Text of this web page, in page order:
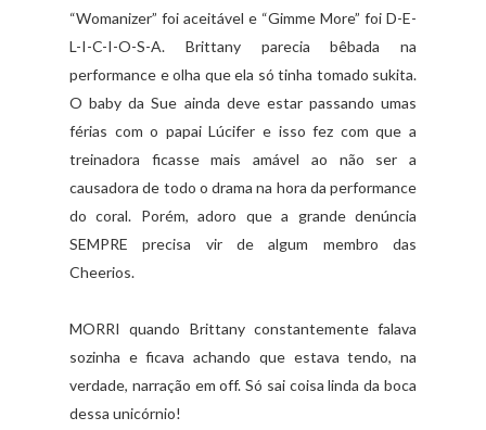
“Womanizer” foi aceitável e “Gimme More” foi D-E-
L-I-C-I-O-S-A. Brittany parecia bêbada na
performance e olha que ela só tinha tomado sukita.
O baby da Sue ainda deve estar passando umas
férias com o papai Lúcifer e isso fez com que a
treinadora ficasse mais amável ao não ser a
causadora de todo o drama na hora da performance
do coral. Porém, adoro que a grande denúncia
SEMPRE precisa vir de algum membro das
Cheerios.
MORRI quando Brittany constantemente falava
sozinha e ficava achando que estava tendo, na
verdade, narração em off. Só sai coisa linda da boca
dessa unicórnio!